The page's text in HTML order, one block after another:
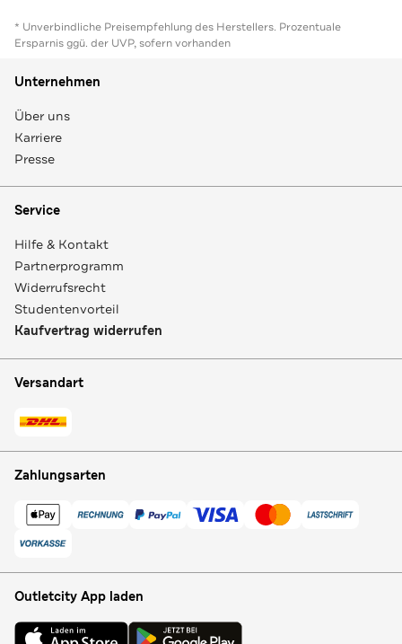
* Unverbindliche Preisempfehlung des Herstellers. Prozentuale
Ersparnis ggü. der UVP, sofern vorhanden
Unternehmen
Über uns
Karriere
Presse
Service
Hilfe & Kontakt
Partnerprogramm
Widerrufsrecht
Studentenvorteil
Kaufvertrag widerrufen
Versandart
Zahlungsarten
Outletcity App laden